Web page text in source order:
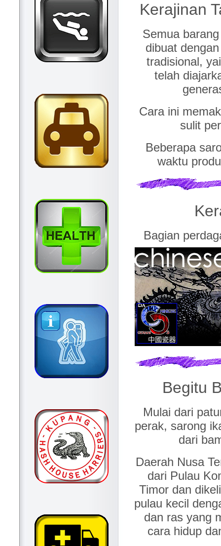
Kerajinan
Semua
dibuat
tradisional,
telah
Cara ini
sulit
Beberapa
waktu
Bagian
Begitu
Mulai dari
perak, sarong
dari
Daerah Nusa
dari Pulau
Timor dan
pulau kecil
dan ras yang
cara hidup